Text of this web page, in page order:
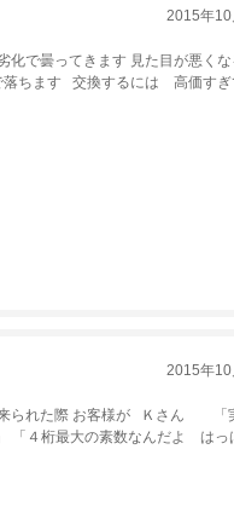
2015年10
で曇ってきます 見た目が悪くな
落ちます 交換するには 高価す
2015年10
られた際 お客様が Ｋさん 「
４桁最大の素数なんだよ はっ